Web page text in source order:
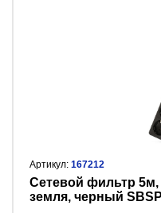
Артикул: 167212
Сетевой фильтр 5м,
земля, черный